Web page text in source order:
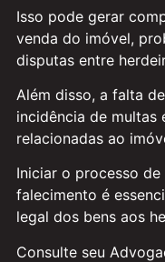
Isso pode gerar
venda do imóvel,
disputas entre
Além disso, a falta
incidência de multas
relacionadas ao
Iniciar o processo
falecimento é
legal dos bens aos
Consulte seu